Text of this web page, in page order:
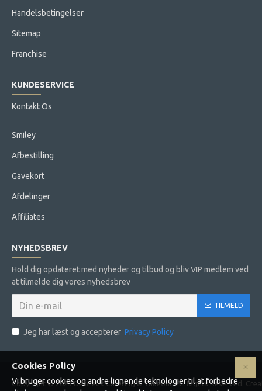
Handelsbetingelser
Sitemap
Franchise
KUNDESERVICE
Kontakt Os
Smiley
Afbestilling
Gavekort
Afdelinger
Affiliates
NYHEDSBREV
Hold dig opdateret med nyheder og tilbud og bliv VIP medlem ved
at tilmelde dig vores nyhedsbrev
TILMELD
Jeg har læst og accepterer Privacy Policy
Copyright © 2023 Delicieux Catering & Takeout. All Rights Reserved.
Cookies Policy
Vi bruger cookies og andre lignende teknologier til at forbedre